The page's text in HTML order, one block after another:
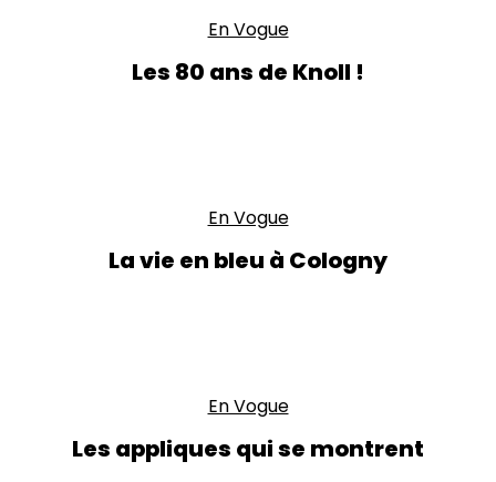
En Vogue
Les 80 ans de Knoll !
En Vogue
La vie en bleu à Cologny
En Vogue
Les appliques qui se montrent